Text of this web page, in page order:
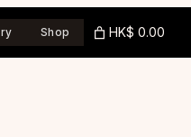
Shop HK$ 0.00